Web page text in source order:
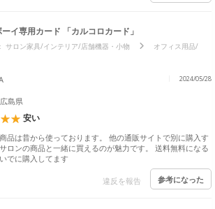
イ専用カード 「カルコロカード」
サロン家具/インテリア/店舗機器・小物
オフィス用品/
2024/05/28
広島県
安い
品は昔から使っております。 他の通販サイトで別に購入す
ロンの商品と一緒に買えるのが魅力です。 送料無料になる
でに購入してます
違反を報告 参考になった